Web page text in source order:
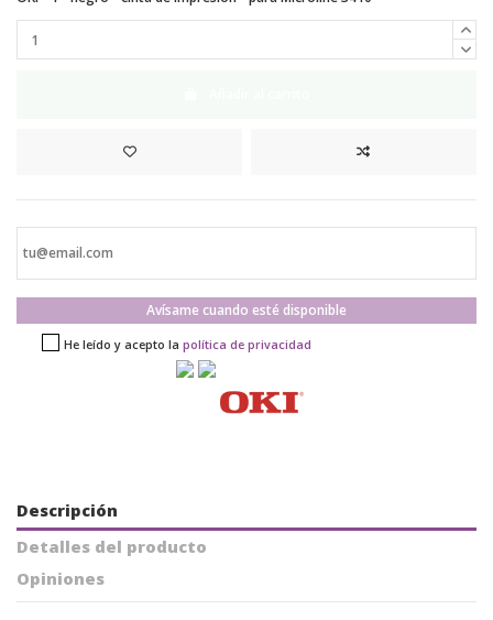
Avísame cuando esté disponible
He leído y acepto la política de privacidad
Descripción
Detalles del producto
Opiniones